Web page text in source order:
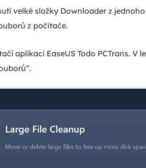
velké složky Downloader z
z počítače.
aplikaci EaseUS Todo PCTrans. V